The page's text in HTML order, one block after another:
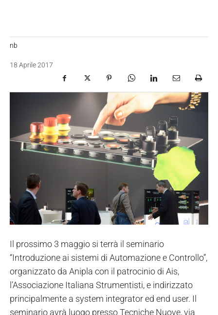
nb
18 Aprile 2017
Il prossimo 3 maggio si terrà il seminario
“Introduzione ai sistemi di Automazione e Controllo”,
organizzato da Anipla con il patrocinio di Ais,
l’Associazione Italiana Strumentisti, e indirizzato
principalmente a system integrator ed end user. Il
seminario avrà luogo presso Tecniche Nuove, via